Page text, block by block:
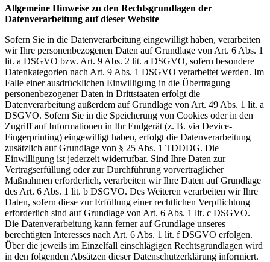
Allgemeine Hinweise zu den Rechtsgrundlagen der
Datenverarbeitung auf dieser Website
Sofern Sie in die Datenverarbeitung eingewilligt haben, verarbeiten
wir Ihre personenbezogenen Daten auf Grundlage von Art. 6 Abs. 1
lit. a DSGVO bzw. Art. 9 Abs. 2 lit. a DSGVO, sofern besondere
Datenkategorien nach Art. 9 Abs. 1 DSGVO verarbeitet werden. Im
Falle einer ausdrücklichen Einwilligung in die Übertragung
personenbezogener Daten in Drittstaaten erfolgt die
Datenverarbeitung außerdem auf Grundlage von Art. 49 Abs. 1 lit. a
DSGVO. Sofern Sie in die Speicherung von Cookies oder in den
Zugriff auf Informationen in Ihr Endgerät (z. B. via Device-
Fingerprinting) eingewilligt haben, erfolgt die Datenverarbeitung
zusätzlich auf Grundlage von § 25 Abs. 1 TDDDG. Die
Einwilligung ist jederzeit widerrufbar. Sind Ihre Daten zur
Vertragserfüllung oder zur Durchführung vorvertraglicher
Maßnahmen erforderlich, verarbeiten wir Ihre Daten auf Grundlage
des Art. 6 Abs. 1 lit. b DSGVO. Des Weiteren verarbeiten wir Ihre
Daten, sofern diese zur Erfüllung einer rechtlichen Verpflichtung
erforderlich sind auf Grundlage von Art. 6 Abs. 1 lit. c DSGVO.
Die Datenverarbeitung kann ferner auf Grundlage unseres
berechtigten Interesses nach Art. 6 Abs. 1 lit. f DSGVO erfolgen.
Über die jeweils im Einzelfall einschlägigen Rechtsgrundlagen wird
in den folgenden Absätzen dieser Datenschutzerklärung informiert.